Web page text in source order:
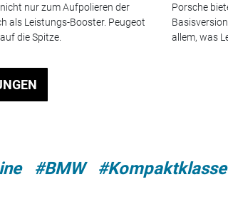
nur zum Aufpolieren der
als Leistungs-Booster. Peugeot
die Spitze.
Porsche
allem, was
#BMW #Kompaktklasse